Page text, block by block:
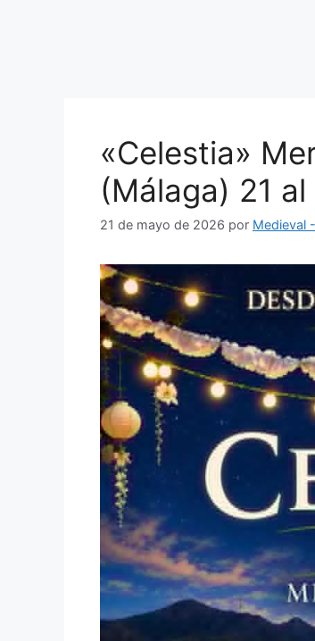
«Celestia»
(Málaga) 21
21 de mayo de 2026 por Medieval